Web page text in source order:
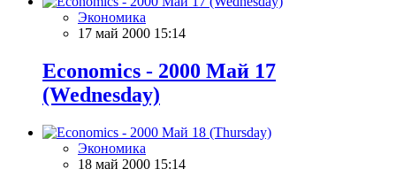
Экономика
17 май 2000 15:14
Economics - 2000 Май 17
(Wednesday)
Экономика
18 май 2000 15:14